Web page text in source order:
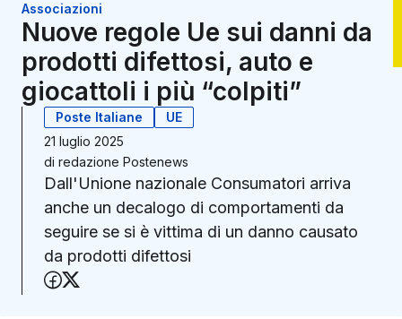
Associazioni
Nuove regole Ue sui danni da
prodotti difettosi, auto e
giocattoli i più “colpiti”
Poste Italiane
UE
21 luglio 2025
di redazione Postenews
Dall'Unione nazionale Consumatori arriva
anche un decalogo di comportamenti da
seguire se si è vittima di un danno causato
da prodotti difettosi
Condividi su Facebook